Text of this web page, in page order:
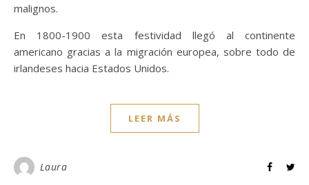
malignos.
En 1800-1900 esta festividad llegó al continente
americano gracias a la migración europea, sobre todo de
irlandeses hacia Estados Unidos.
LEER MÁS
Laura